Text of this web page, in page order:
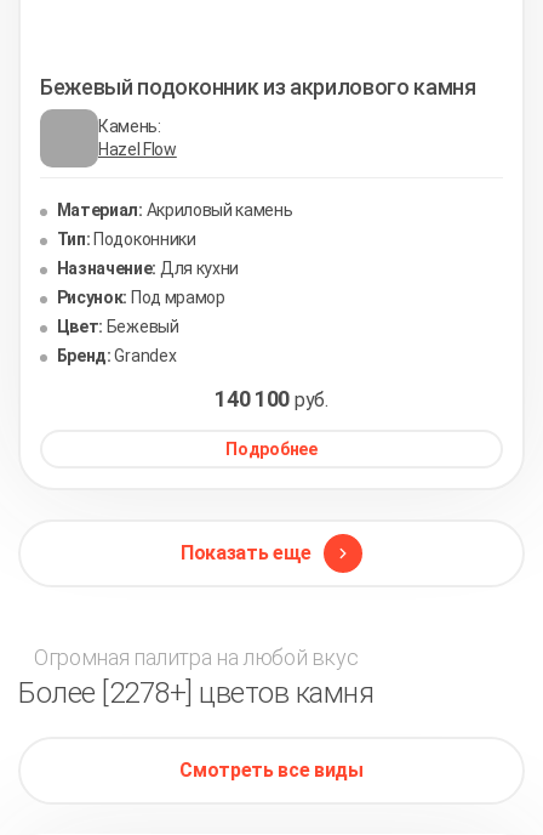
Бежевый подоконник из акрилового камня
Камень:
Hazel Flow
Материал: Акриловый камень
Тип: Подоконники
Назначение: Для кухни
Рисунок: Под мрамор
Цвет: Бежевый
Бренд: Grandex
140 100 руб.
Подробнее
Показать еще
Огромная палитра на любой вкус
Более [2278+] цветов камня
Смотреть все виды